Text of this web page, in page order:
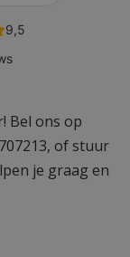
Bel ons op
of stuur
je graag en